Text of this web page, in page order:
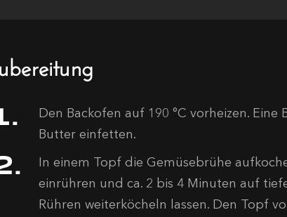
Den Backofen auf 190 °C vorheizen. Eine
Butter einfetten.
In einem Topf die Gemüsebrühe
einrühren und ca. 2 bis 4 Minuten auf
Rühren weiterköcheln lassen. Den Topf